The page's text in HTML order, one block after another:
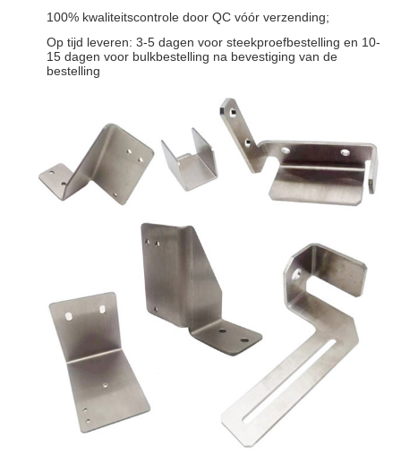
100% kwaliteitscontrole door QC vóór verzending;
Op tijd leveren: 3-5 dagen voor steekproefbestelling en 10-
15 dagen voor bulkbestelling na bevestiging van de
bestelling